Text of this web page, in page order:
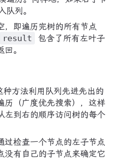
队列。
，即遍历完树的所有节点
result
包含了所有左叶子
。
种方法利用队列先进先出的
历（广度优先搜索），这样
左到右的顺序访问树的每个
过检查一个节点的左子节点
没有自己的子节点来确定它